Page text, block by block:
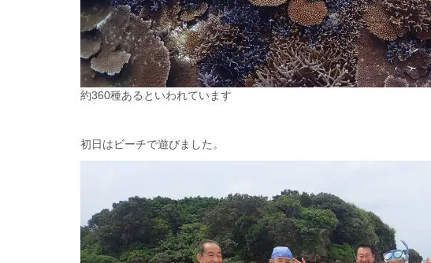
約360種あるといわれています
初日はビーチで遊びました。